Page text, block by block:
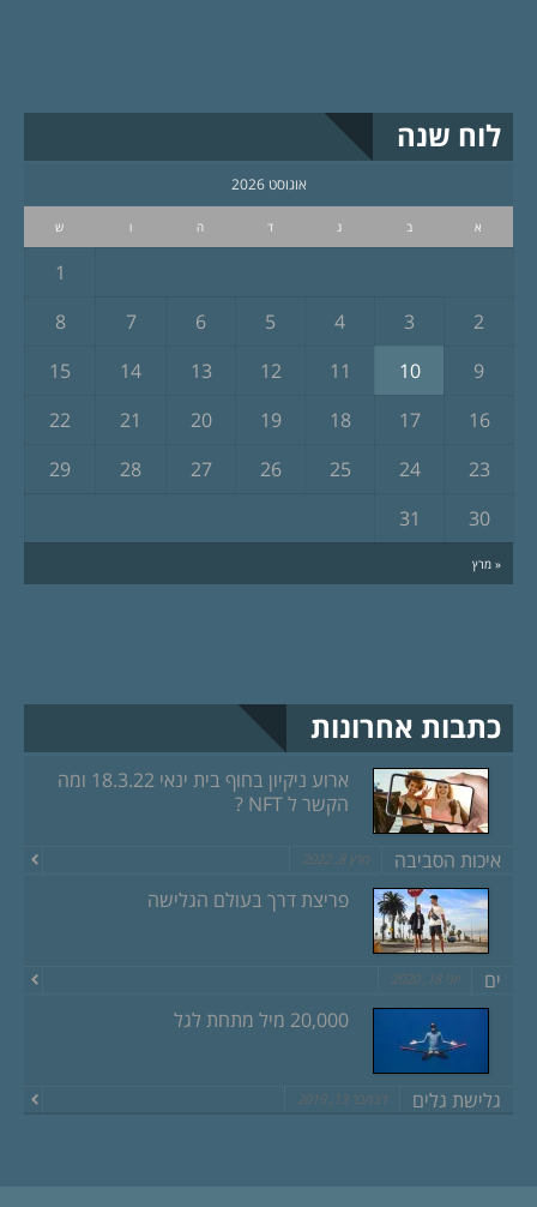
לוח שנה
אוגוסט 2026
א ב ג ד ה ו ש
« מרץ
1
2
3
4
5
6
7
8
9
10
11
12
13
14
15
16
17
18
19
20
21
22
23
24
25
26
27
28
29
30
31
כתבות אחרונות
ארוע ניקיון בחוף בית ינאי 18.3.22 ומה
הקשר ל NFT ?
איכות הסביבה מרץ 8, 2022
פריצת דרך בעולם הגלישה
ים יוני 18, 2020
20,000 מיל מתחת לגל
גלישת גלים דצמבר 13, 2019